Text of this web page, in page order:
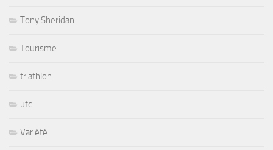
Tony Sheridan
Tourisme
triathlon
ufc
Variété